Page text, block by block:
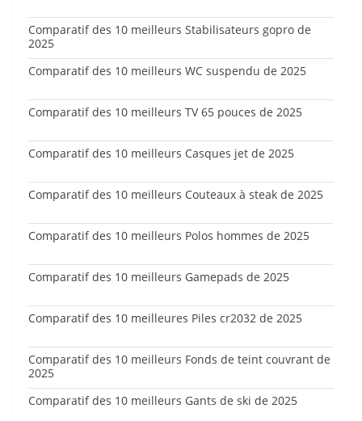
Comparatif des 10 meilleurs Stabilisateurs gopro de
2025
Comparatif des 10 meilleurs WC suspendu de 2025
Comparatif des 10 meilleurs TV 65 pouces de 2025
Comparatif des 10 meilleurs Casques jet de 2025
Comparatif des 10 meilleurs Couteaux à steak de 2025
Comparatif des 10 meilleurs Polos hommes de 2025
Comparatif des 10 meilleurs Gamepads de 2025
Comparatif des 10 meilleures Piles cr2032 de 2025
Comparatif des 10 meilleurs Fonds de teint couvrant de
2025
Comparatif des 10 meilleurs Gants de ski de 2025